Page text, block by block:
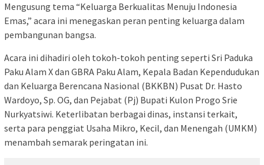
Mengusung tema “Keluarga Berkualitas Menuju Indonesia
Emas,” acara ini menegaskan peran penting keluarga dalam
pembangunan bangsa.
Acara ini dihadiri oleh tokoh-tokoh penting seperti Sri Paduka
Paku Alam X dan GBRA Paku Alam, Kepala Badan Kependudukan
dan Keluarga Berencana Nasional (BKKBN) Pusat Dr. Hasto
Wardoyo, Sp. OG, dan Pejabat (Pj) Bupati Kulon Progo Srie
Nurkyatsiwi. Keterlibatan berbagai dinas, instansi terkait,
serta para penggiat Usaha Mikro, Kecil, dan Menengah (UMKM)
menambah semarak peringatan ini.